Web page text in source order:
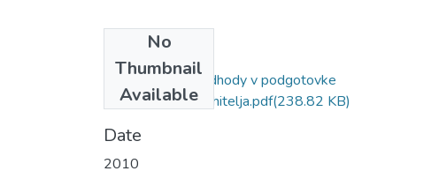
No
Thumbnail
Available
Innovacionnye podhody v podgotovke
sovremennogo uchitelja.pdf(238.82 KB)
Date
2010